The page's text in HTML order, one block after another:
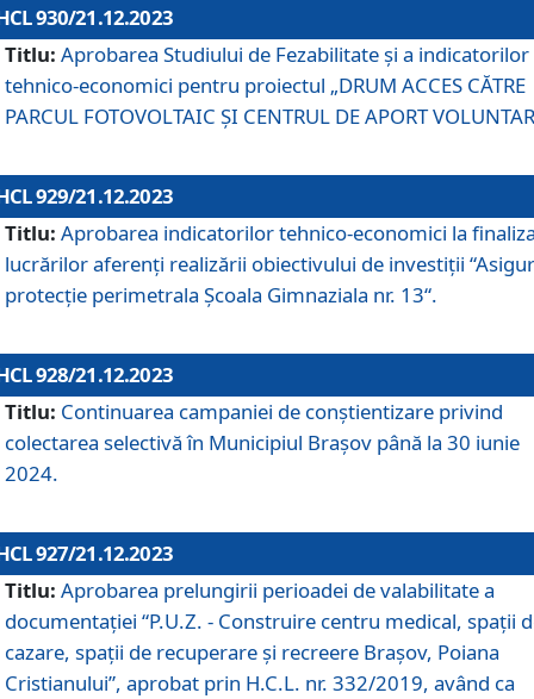
930/21.12.2023
Titlu: Aprobarea Studiului de Fezabilitate și a indicatorilor
tehnico-economici pentru proiectul „DRUM ACCES CĂTRE
PARCUL FOTOVOLTAIC ȘI CENTRUL DE APORT
929/21.12.2023
Titlu: Aprobarea indicatorilor tehnico-economici la
lucrărilor aferenți realizării obiectivului de investiții
protecție perimetrala Școala Gimnaziala nr. 13“.
928/21.12.2023
Titlu: Continuarea campaniei de conștientizare privind
colectarea selectivă în Municipiul Braşov până la 30 iunie
2024.
927/21.12.2023
Titlu: Aprobarea prelungirii perioadei de valabilitate a
documentaţiei “P.U.Z. - Construire centru medical, spații
cazare, spații de recuperare și recreere Brașov, Poiana
Cristianului”, aprobat prin H.C.L. nr. 332/2019, având ca